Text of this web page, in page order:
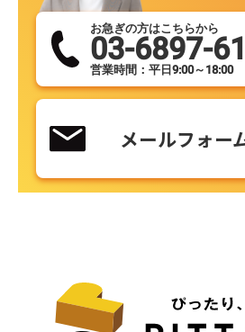
お急ぎの方はこちらから
03-6897-
営業時間：平日9:00～18:00
メールフォー